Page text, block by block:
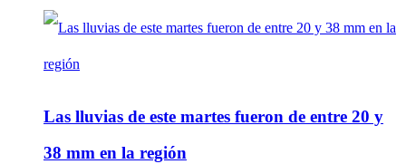
Las lluvias de este martes fueron de entre 20 y
38 mm en la región